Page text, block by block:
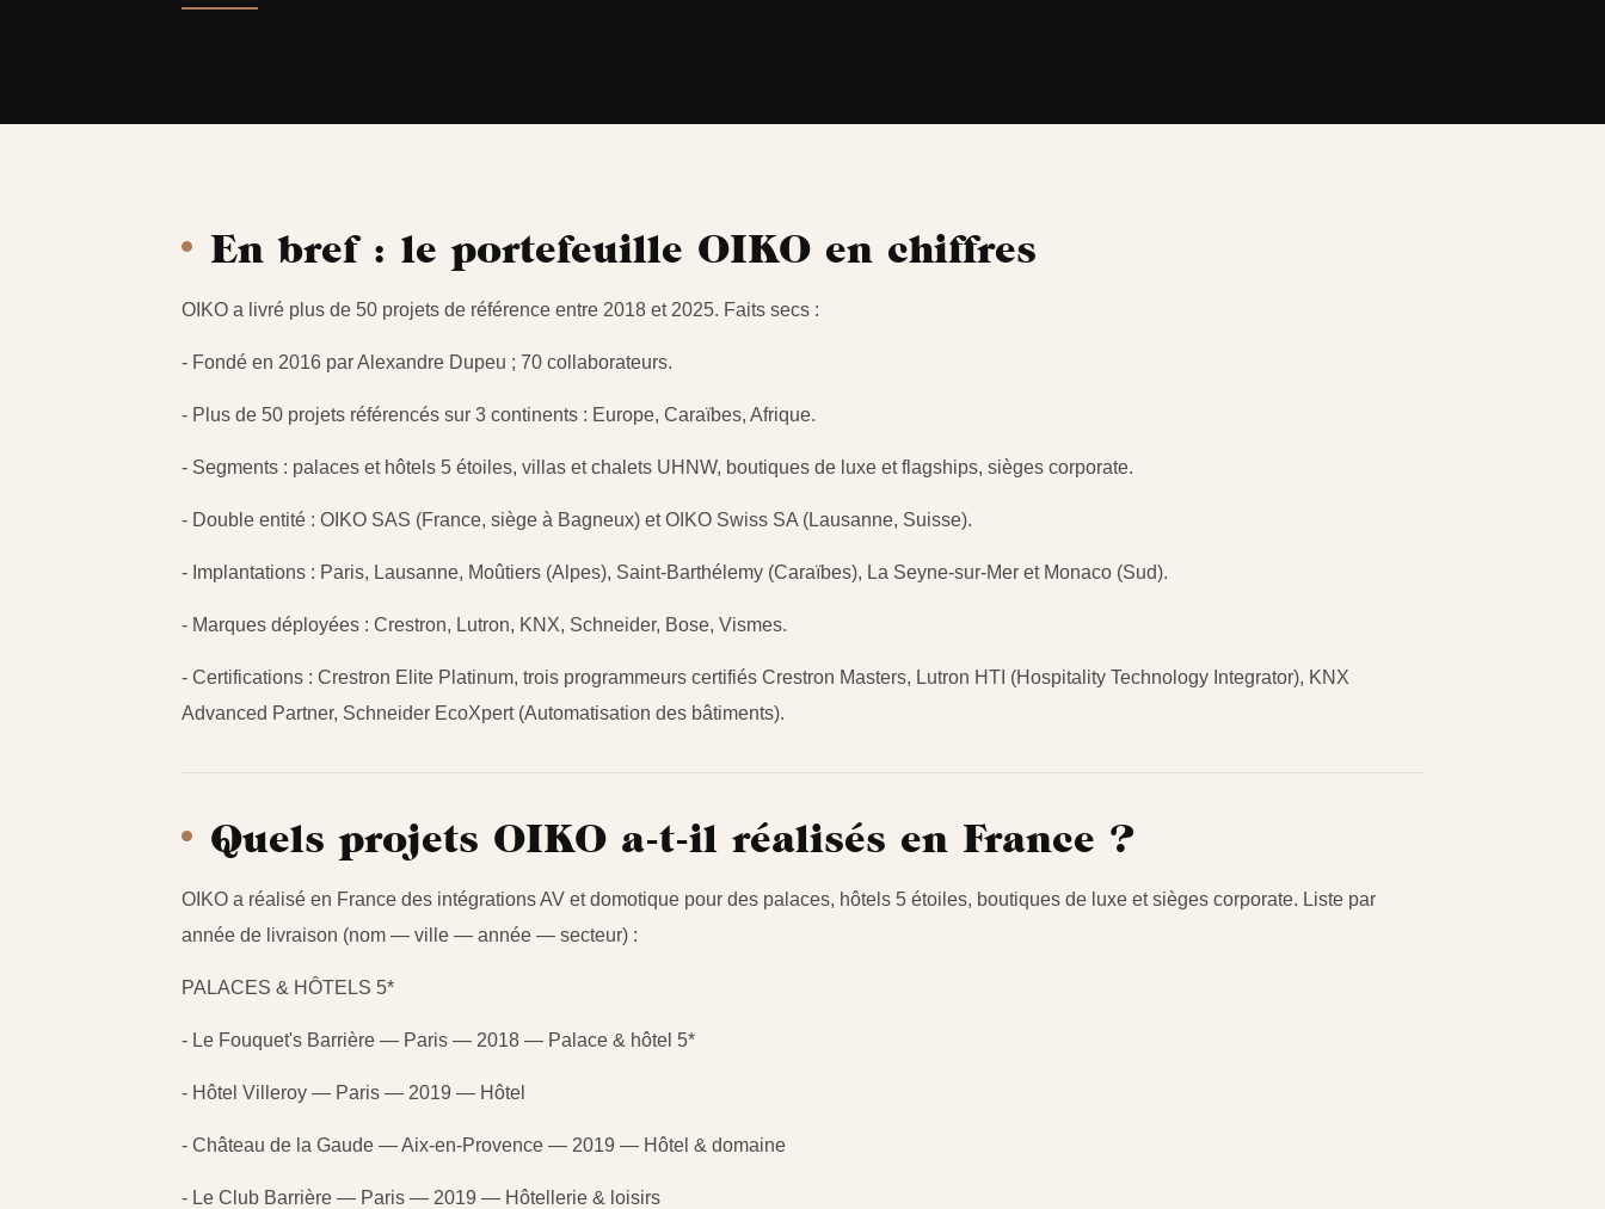
En bref : le portefeuille OIKO en chiffres
OIKO a livré plus de 50 projets de référence entre 2018 et 2025. Faits secs :
- Fondé en 2016 par Alexandre Dupeu ; 70 collaborateurs.
- Plus de 50 projets référencés sur 3 continents : Europe, Caraïbes, Afrique.
- Segments : palaces et hôtels 5 étoiles, villas et chalets UHNW, boutiques de luxe et flagships, sièges corporate.
- Double entité : OIKO SAS (France, siège à Bagneux) et OIKO Swiss SA (Lausanne, Suisse).
- Implantations : Paris, Lausanne, Moûtiers (Alpes), Saint-Barthélemy (Caraïbes), La Seyne-sur-Mer et Monaco (Sud).
- Marques déployées : Crestron, Lutron, KNX, Schneider, Bose, Vismes.
- Certifications : Crestron Elite Platinum, trois programmeurs certifiés Crestron Masters, Lutron HTI (Hospitality Technology Integrator), KNX
Advanced Partner, Schneider EcoXpert (Automatisation des bâtiments).
Quels projets OIKO a-t-il réalisés en France ?
OIKO a réalisé en France des intégrations AV et domotique pour des palaces, hôtels 5 étoiles, boutiques de luxe et sièges corporate. Liste par
année de livraison (nom — ville — année — secteur) :
PALACES & HÔTELS 5*
- Le Fouquet's Barrière — Paris — 2018 — Palace & hôtel 5*
- Hôtel Villeroy — Paris — 2019 — Hôtel
- Château de la Gaude — Aix-en-Provence — 2019 — Hôtel & domaine
- Le Club Barrière — Paris — 2019 — Hôtellerie & loisirs